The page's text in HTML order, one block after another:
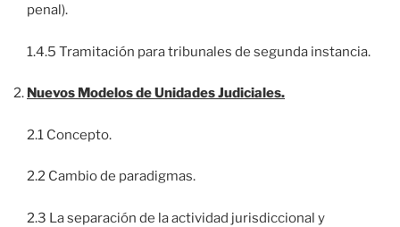
penal).
1.4.5 Tramitación para tribunales de segunda instancia.
Nuevos Modelos de Unidades Judiciales.
2.1 Concepto.
2.2 Cambio de paradigmas.
2.3 La separación de la actividad jurisdiccional y